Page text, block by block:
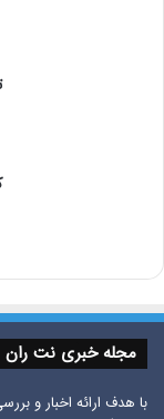
مجله خبری نت ران